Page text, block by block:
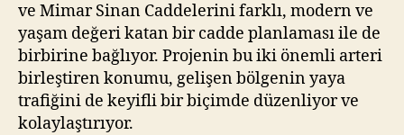
ve Mimar Sinan Caddelerini farklı, modern ve
yaşam değeri katan bir cadde planlaması ile de
birbirine bağlıyor. Projenin bu iki önemli arteri
birleştiren konumu, gelişen bölgenin yaya
trafiğini de keyifli bir biçimde düzenliyor ve
kolaylaştırıyor.